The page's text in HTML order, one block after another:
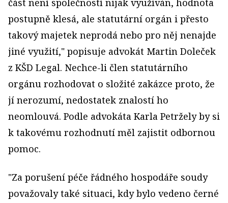
část není společností nijak využíván, hodnota
postupně klesá, ale statutární orgán i přesto
takový majetek neprodá nebo pro něj nenajde
jiné využití," popisuje advokát Martin Doleček
z KŠD Legal. Nechce-li člen statutárního
orgánu rozhodovat o složité zakázce proto, že
jí nerozumí, nedostatek znalostí ho
neomlouvá. Podle advokáta Karla Petržely by si
k takovému rozhodnutí měl zajistit odbornou
pomoc.
"Za porušení péče řádného hospodáře soudy
považovaly také situaci, kdy bylo vedeno černé